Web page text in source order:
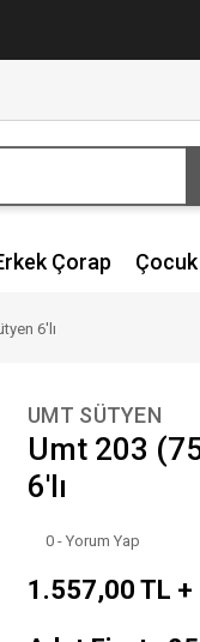
Çorap
6'lı
UMT SÜTYEN
Umt 203
6'lı
0 - Yorum Yap
1.557,00 TL +